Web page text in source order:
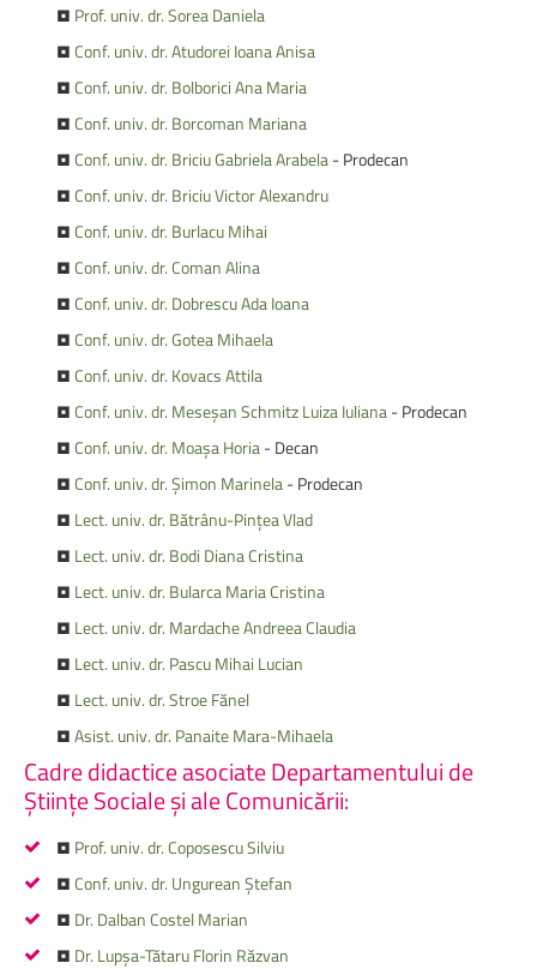
• Prof. univ. dr. Sorea Daniela
•Conf. univ. dr. Atudorei Ioana Anisa
•Conf. univ. dr. Bolborici Ana Maria
•Conf. univ. dr. Borcoman Mariana
•Conf. univ. dr. Briciu Gabriela Arabela- Prodecan
•Conf. univ. dr. Briciu Victor Alexandru
•Conf. univ. dr. Burlacu Mihai
•Conf. univ. dr. Coman Alina
•Conf. univ. dr. Dobrescu Ada Ioana
•Conf. univ. dr. Gotea Mihaela
•Conf. univ. dr. Kovacs Attila
•Conf. univ. dr. Meseșan Schmitz Luiza Iuliana- Prodecan
•Conf. univ. dr. Moașa Horia- Decan
•Conf. univ. dr. Șimon Marinela- Prodecan
• Lect. univ. dr. Bătrânu-Pințea Vlad
• Lect. univ. dr. Bodi Diana Cristina
• Lect. univ. dr. Bularca Maria Cristina
• Lect. univ. dr. Mardache Andreea Claudia
• Lect. univ. dr. Pascu Mihai Lucian
• Lect. univ. dr. Stroe Fănel
•Asist. univ. dr. Panaite Mara-Mihaela
CadredidacticeasociateDepartamentului de
ȘtiințeSocialeșialeComunicării:
• Prof. univ. dr. Coposescu Silviu
•Conf. univ. dr. Ungurean Ștefan
• Dr. Dalban Costel Marian
• Dr. Lupșa-Tătaru Florin Răzvan